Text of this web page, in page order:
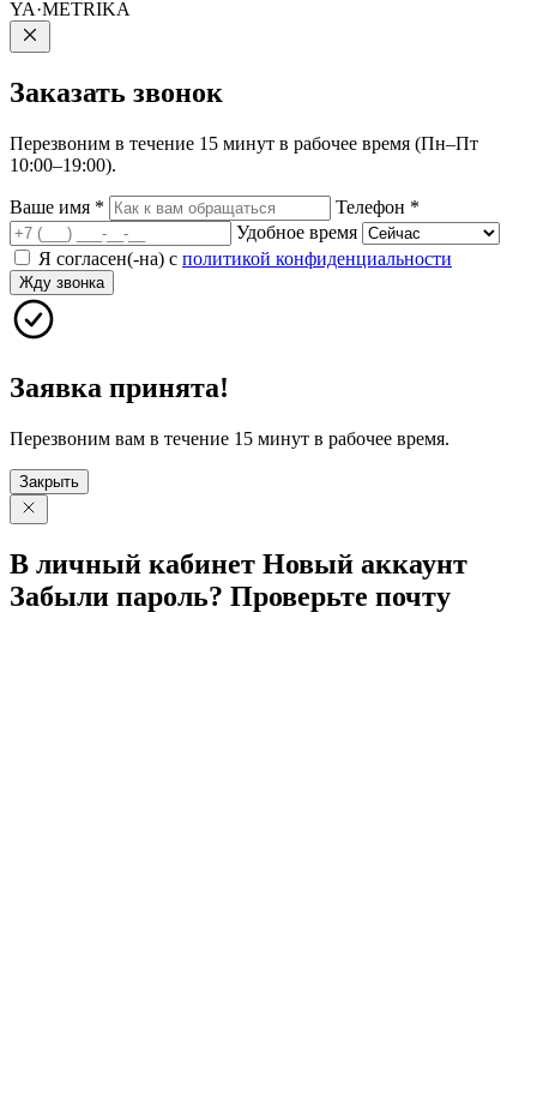
YA·METRIKA
Заказать звонок
Перезвоним в течение 15 минут в рабочее время (Пн–Пт
10:00–19:00).
Ваше имя * Телефон *
Удобное время
Я согласен(-на) с политикой конфиденциальности
Жду звонка
Заявка принята!
Перезвоним вам в течение 15 минут в рабочее время.
Закрыть
В личный кабинет Новый аккаунт
Забыли пароль? Проверьте почту